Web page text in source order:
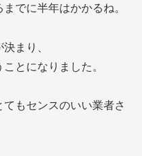
でに半年はかかるね。
まり、
とになりました。
もセンスのいい業者さ